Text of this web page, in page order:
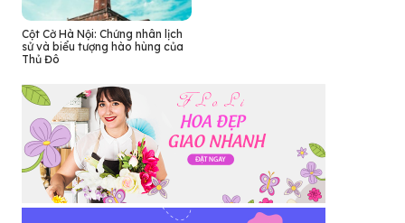
Cột Cờ Hà Nội: Chứng nhân lịch
sử và biểu tượng hào hùng của
Thủ Đô